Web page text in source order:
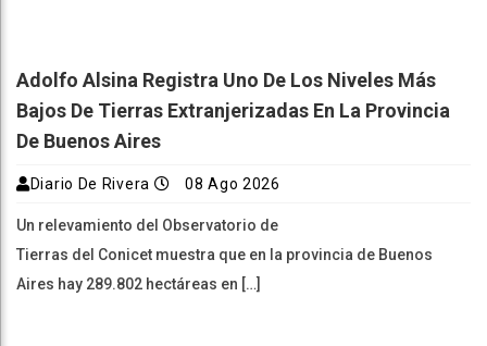
Adolfo Alsina Registra Uno De Los Niveles Más
Bajos De Tierras Extranjerizadas En La Provincia
De Buenos Aires
Diario De Rivera 08 Ago 2026
Un relevamiento del Observatorio de
Tierras del Conicet muestra que en la provincia de Buenos
Aires hay 289.802 hectáreas en […]